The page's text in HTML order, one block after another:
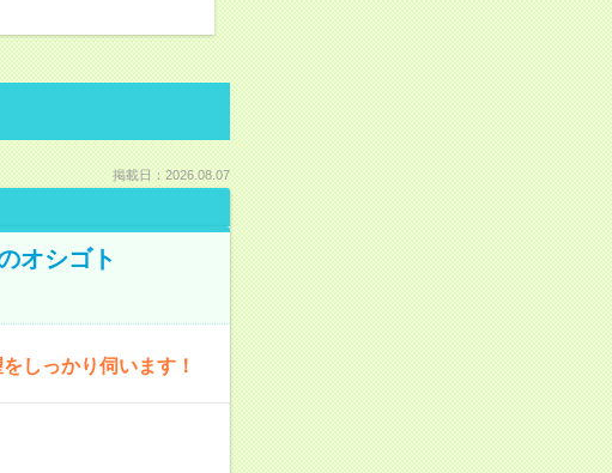
掲載日：2026.08.07
オシゴト
しっかり伺います！